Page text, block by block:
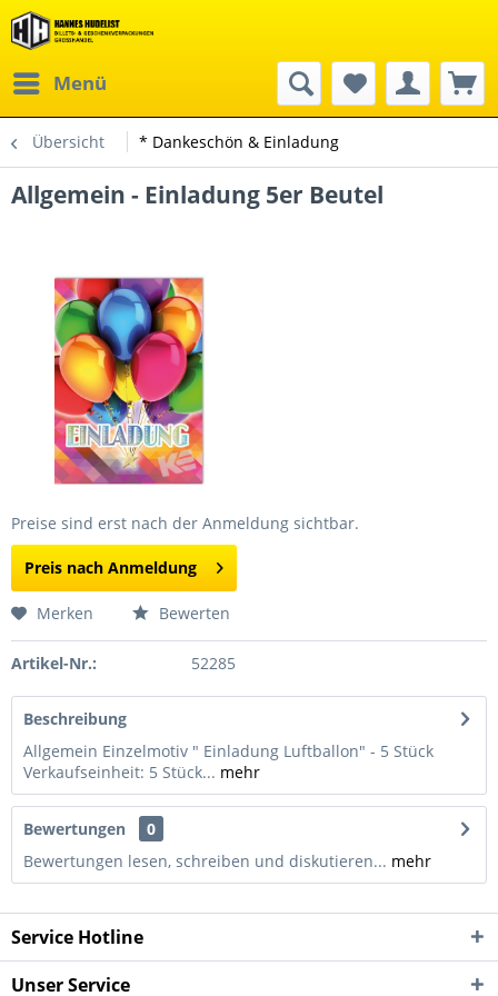
Menü
Übersicht * Dankeschön & Einladung
Allgemein - Einladung 5er Beutel
Preise sind erst nach der Anmeldung sichtbar.
Preis nach Anmeldung
Merken Bewerten
Artikel-Nr.: 52285
Beschreibung
Allgemein Einzelmotiv " Einladung Luftballon" - 5 Stück
Verkaufseinheit: 5 Stück... mehr
Bewertungen
0
Bewertungen lesen, schreiben und diskutieren... mehr
Service Hotline
Unser Service